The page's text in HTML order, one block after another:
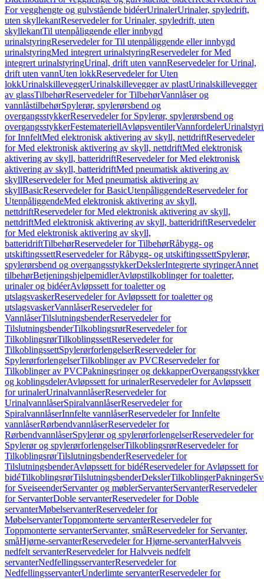
For vegghengte og gulvstående bidéerUrinalerUrinaler, spyledrift,
uten skyllekantReservedeler for Urinaler, spyledrift, uten
skyllekantTil utenpåliggende eller innbygd
urinalstyringReservedeler for Til utenpåliggende eller innbygd
urinalstyringMed integrert urinalstyringReservedeler for Med
integrert urinalstyringUrinal, drift uten vannReservedeler for Urinal,
drift uten vannUten lokkReservedeler for Uten
lokkUrinalskilleveggerUrinalskillevegger av plastUrinalskillevegger
av glassTilbehørReservedeler for TilbehørVannlåser og
vannlåstilbehørSpylerør, spylerørsbend og
overgangsstykkerReservedeler for Spylerør, spylerørsbend og
overgangsstykkerFestemateriellAvløpsventilerVannfordeler
for InnfeltMed elektronisk aktivering av skyll, nettdriftReservedeler
for Med elektronisk aktivering av skyll, nettdriftMed elektronisk
aktivering av skyll, batteridriftReservedeler for Med elektronisk
aktivering av skyll, batteridriftMed pneumatisk aktivering av
skyllReservedeler for Med pneumatisk aktivering av
skyllBasicReservedeler for BasicUtenpåliggendeReservedeler for
UtenpåliggendeMed elektronisk aktivering av skyll,
nettdriftReservedeler for Med elektronisk aktivering av skyll,
nettdriftMed elektronisk aktivering av skyll, batteridriftReservedeler
for Med elektronisk aktivering av skyll,
batteridriftTilbehørReservedeler for TilbehørRåbygg- og
utskiftingssettReservedeler for Råbygg- og utskiftingssettSpylerør,
spylerørsbend og overgangsstykkerDekslerIntegrerte styringerAnnet
tilbehørBetjeningshjelpemidlerAvløpstilkoblinger for toaletter,
urinaler og bidéerAvløpssett for toaletter og
utslagsvaskerReservedeler for Avløpssett for toaletter og
utslagsvaskerVannlåserReservedeler for
VannlåserTilslutningsbenderReservedeler for
TilslutningsbenderTilkoblingsrørReservedeler for
TilkoblingsrørTilkoblingssettReservedeler for
TilkoblingssettSpylerørforlengelserReservedeler for
SpylerørforlengelserTilkoblinger av PVCReservedeler for
Tilkoblinger av PVCPakningsringer og dekkapperOvergangsstykker
og koblingsdelerAvløpssett for urinalerReservedeler for Avløpssett
for urinalerUrinalvannlåserReservedeler for
UrinalvannlåserSpiralvannlåserReservedeler for
SpiralvannlåserInnfelte vannlåserReservedeler for Innfelte
vannlåserRørbendvannlåserReservedeler for
RørbendvannlåserSpylerør og spylerørforlengelserReservedeler for
Spylerør og spylerørforlengelserTilkoblingsrørReservedeler for
TilkoblingsrørTilslutningsbenderReservedeler for
TilslutningsbenderAvløpssett for bidéReservedeler for Avløpssett for
bidéTilkoblingsrørTilslutningsbenderDekslerTilkoblingerPakninger
for SveiseenderServanter og møblerServanterServanterReservedeler
for ServanterDoble servanterReservedeler for Doble
servanterMøbelservanterReservedeler for
MøbelservanterToppmonterte servanterReservedeler for
Toppmonterte servanterServanter, småReservedeler for Servanter,
småHjørne-servanterReservedeler for Hjørne-servanterHalvveis
nedfelt servanterReservedeler for Halvveis nedfelt
servanterNedfellingsservanterReservedeler for
NedfellingsservanterUnderlimte servanterReservedeler for